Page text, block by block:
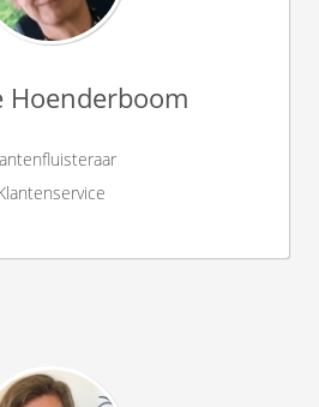
Hoenderboom